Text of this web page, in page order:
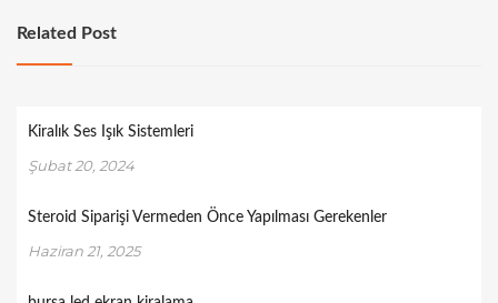
Related Post
Kiralık Ses Işık Sistemleri
Şubat 20, 2024
Steroid Siparişi Vermeden Önce Yapılması Gerekenler
Haziran 21, 2025